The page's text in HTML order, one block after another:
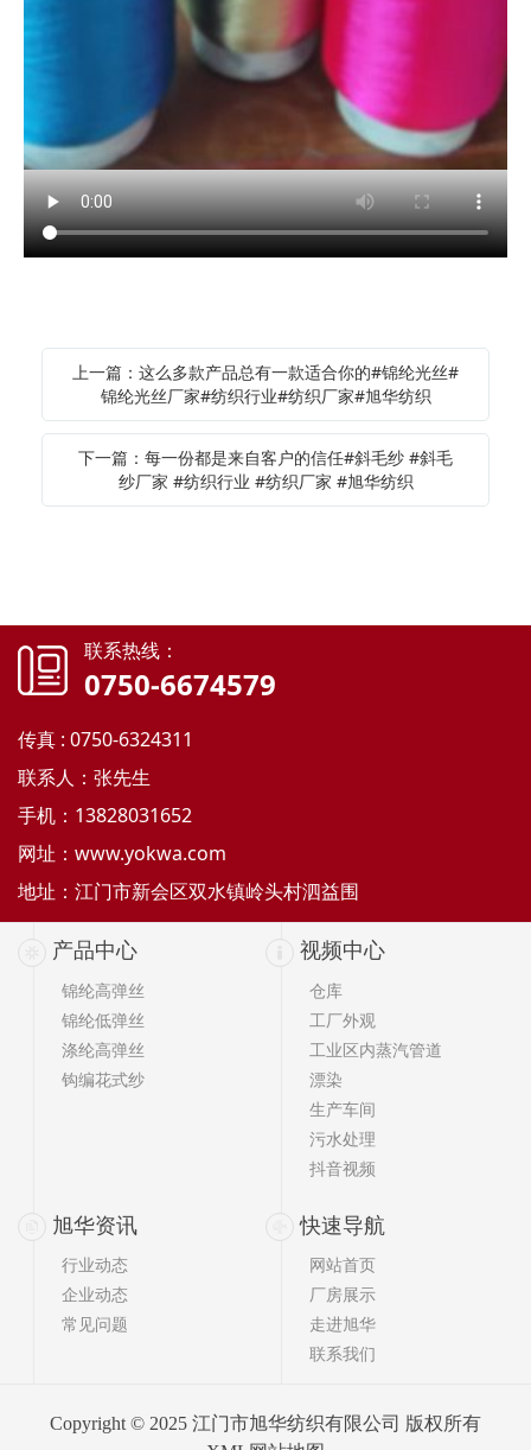
上一篇：这么多款产品总有一款适合你的#锦纶光丝#
锦纶光丝厂家#纺织行业#纺织厂家#旭华纺织
下一篇：每一份都是来自客户的信任#斜毛纱 #斜毛
纱厂家 #纺织行业 #纺织厂家 #旭华纺织
产品中心
锦纶高弹丝
锦纶低弹丝
涤纶高弹丝
钩编花式纱
视频中心
仓库
工厂外观
工业区内蒸汽管道
漂染
生产车间
污水处理
抖音视频
旭华资讯
行业动态
企业动态
常见问题
快速导航
网站首页
厂房展示
走进旭华
联系我们
Copyright © 2025 江门市旭华纺织有限公司 版权所有
联系热线：
0750-6674579
传真 : 0750-6324311
联系人：张先生
手机：13828031652
网址： www.yokwa.com
地址：江门市新会区双水镇岭头村泗益围